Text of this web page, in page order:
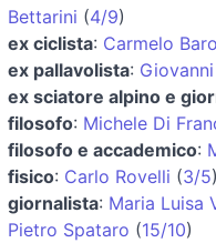
Bettarini (4/9)
ex ciclista: Carmelo
ex pallavolista:
ex sciatore alpino e
filosofo: Michele Di
filosofo e accademico:
fisico: Carlo Rovelli (3/5)
giornalista: Maria Luisa
Pietro Spataro (15/10)